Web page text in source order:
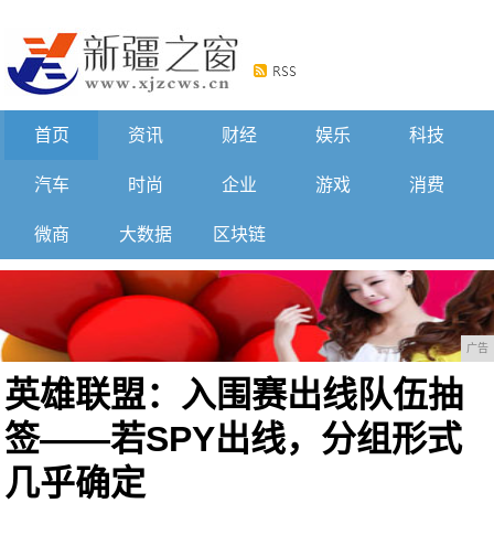
首页 资讯 财经 娱乐 科技
汽车 时尚 企业 游戏 消费
微商 大数据 区块链
广告
英雄联盟：入围赛出线队伍抽
签——若SPY出线，分组形式
几乎确定